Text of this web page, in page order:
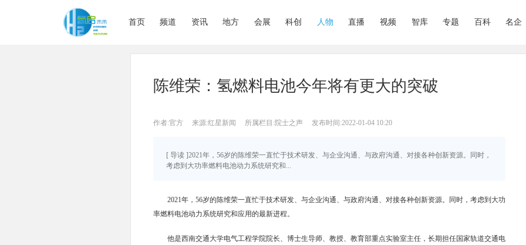
首页 频道 资讯 地方 会展 科创 人物 直播 视频 智库 专题 百科 名企
陈维荣：氢燃料电池今年将有更大的突破
作者:官方 来源:红星新闻 所属栏目:院士之声 发布时间:2022-01-04 10:20
[ 导读 ]2021年，56岁的陈维荣一直忙于技术研发、与企业沟通、与政府沟通、对接各种创新资源。同时，
考虑到大功率燃料电池动力系统研究和...
2021年，56岁的陈维荣一直忙于技术研发、与企业沟通、与政府沟通、对接各种创新资源。同时，考虑到大功
率燃料电池动力系统研究和应用的最新进程。
他是西南交通大学电气工程学院院长、博士生导师、教授、教育部重点实验室主任，长期担任国家轨道交通电